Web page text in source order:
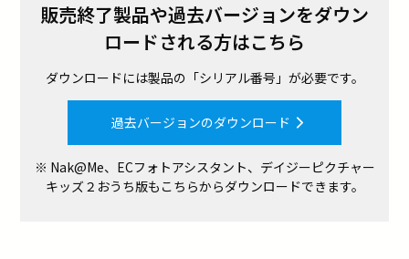
販売終了製品や過去バージョンをダウン
ロードされる方はこちら
ダウンロードには製品の「シリアル番号」が必要です。
過去バージョンのダウンロード
※ Nak@Me、ECフォトアシスタント、デイジーピクチャー
キッズ２おうち版もこちらからダウンロードできます。